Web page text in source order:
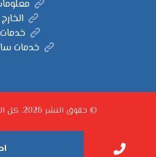
الخارج
خدمات
خدمات
© حقوق النشر 2026. كل الحقوق محفوظة.